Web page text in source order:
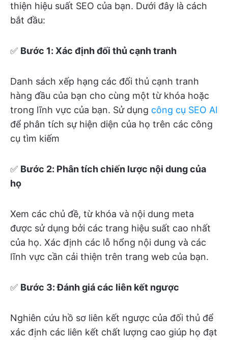
thiện hiệu suất SEO của bạn. Dưới đây là cách
bắt đầu:
✅ Bước 1: Xác định đối thủ cạnh tranh
Danh sách xếp hạng các đối thủ cạnh tranh
hàng đầu của bạn cho cùng một từ khóa hoặc
trong lĩnh vực của bạn. Sử dụng công cụ SEO AI
để phân tích sự hiện diện của họ trên các công
cụ tìm kiếm
✅ Bước 2: Phân tích chiến lược nội dung của
họ
Xem các chủ đề, từ khóa và nội dung meta
được sử dụng bởi các trang hiệu suất cao nhất
của họ. Xác định các lỗ hổng nội dung và các
lĩnh vực cần cải thiện trên trang web của bạn.
✅ Bước 3: Đánh giá các liên kết ngược
Nghiên cứu hồ sơ liên kết ngược của đối thủ để
xác định các liên kết chất lượng cao giúp họ đạt